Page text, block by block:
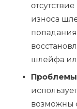
износа
шлейфа
Проблемы
возможны